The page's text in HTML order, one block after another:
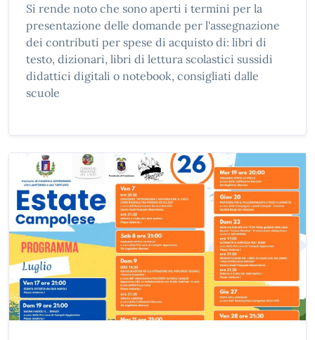
Si rende noto che sono aperti i termini per la
presentazione delle domande per l'assegnazione
dei contributi per spese di acquisto di: libri di
testo, dizionari, libri di lettura scolastici sussidi
didattici digitali o notebook, consigliati dalle
scuole